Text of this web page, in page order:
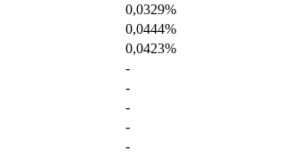
0,0329%
0,0444%
0,0423%
-
-
-
-
-